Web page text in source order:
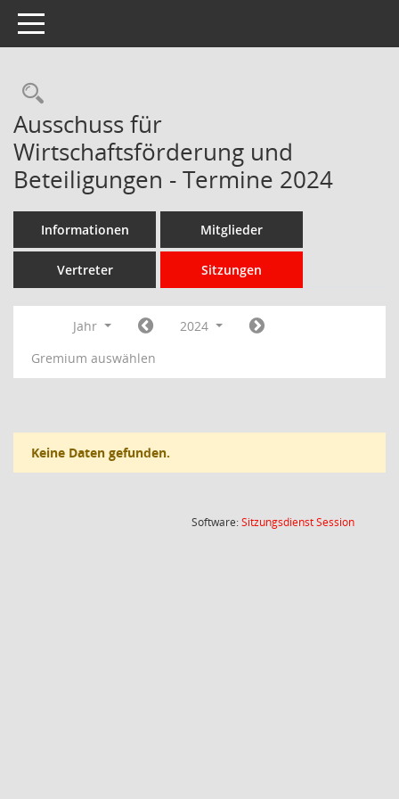
Toggle navigation
Rechercheauswahl
Ausschuss für
Wirtschaftsförderung und
Beteiligungen - Termine 2024
Informationen Mitglieder
Vertreter Sitzungen
Jahr
2024
Gremium auswählen
Keine Daten gefunden.
Software:SitzungsdienstSession(Wird in